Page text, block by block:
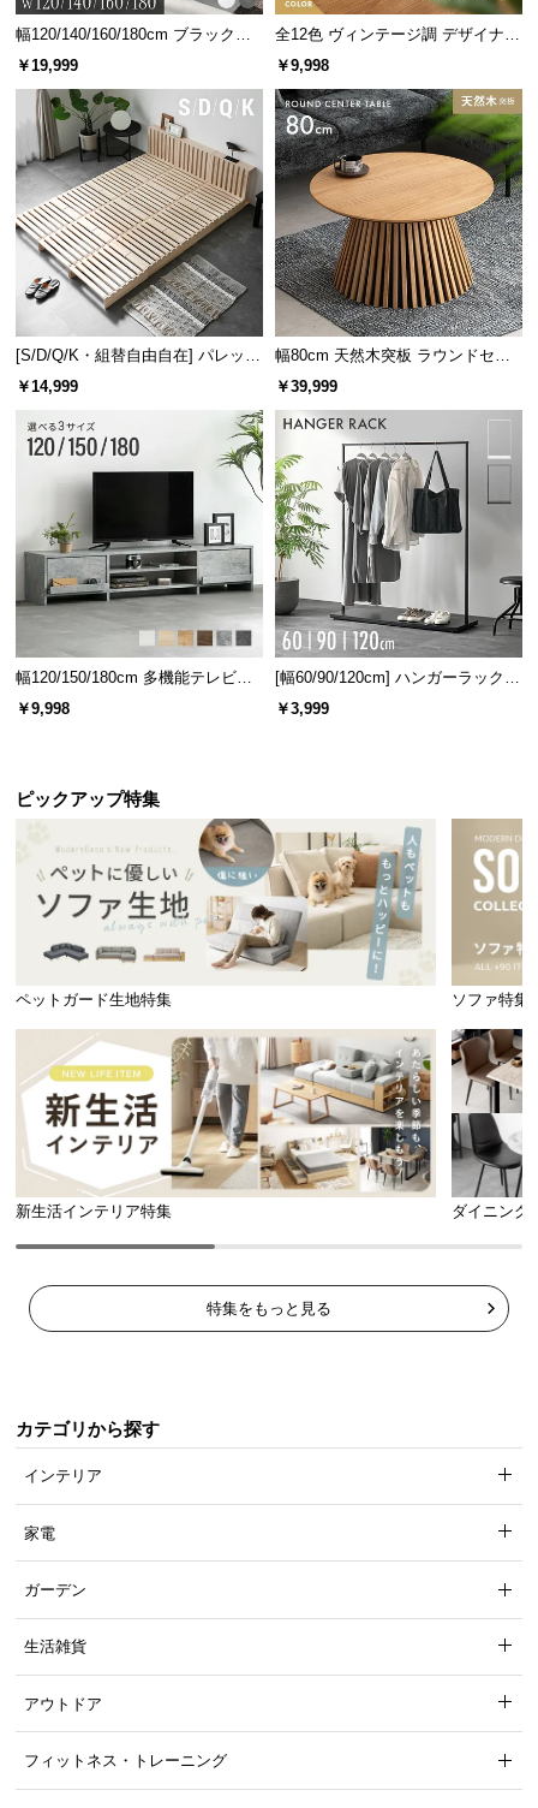
幅120/140/160/180cm ブラックフ
レーム ダイニング 大理石調 4人掛
￥19,999
全12色 ヴィンテージ調 デザイナー
ズシェルチェア
￥9,998
[S/D/Q/K・組替自由自在] パレット
ベッド 8/12/16枚セット
￥14,999
幅80cm 天然木突板 ラウンドセン
ターテーブル 美しい格子デザイン
￥39,999
幅120/150/180cm 多機能テレビボ
ード 木目/石目調 オープン収納・
引き出し収納付き
￥9,998
[幅60/90/120cm] ハンガーラック
スチール 4段階高さ調節 サイドフ
ック オープンラック シンプル
￥3,999
ピックアップ特集
ペットガード生地特集 ソファ特集
新生活インテリア特集 ダイニング
特集をもっと見る
カテゴリから探す
インテリア
家電
ガーデン
生活雑貨
アウトドア
フィットネス・トレーニング